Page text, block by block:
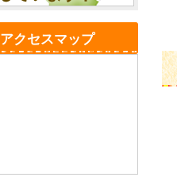
アクセスマップ